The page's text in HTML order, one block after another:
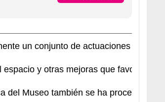
un conjunto de actuaciones para
y otras mejoras que
del Museo también se ha procedido a